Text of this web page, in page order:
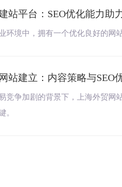
站平台：SEO优化能力助
环境中，拥有一个优化良好的网
站建立：内容策略与SEO
竞争加剧的背景下，上海外贸网
。